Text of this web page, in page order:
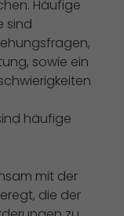
Häufige
sind
sowie ein
häufige
mit der
die der